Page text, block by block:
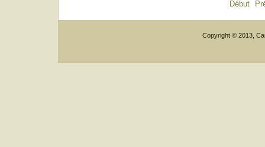
Début
Copyright © 2013,